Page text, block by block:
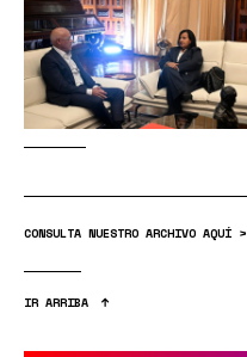
CONSULTA NUESTRO ARCHIVO AQUÍ >
IR ARRIBA